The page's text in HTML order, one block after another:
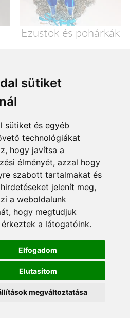
sütiket
sütiket és egyéb
technológiákat
hogy javítsa a
élményét, azzal hogy
szabott tartalmakat és
jelenít meg,
a weboldalunk
hogy megtudjuk
érkeztek a látogatóink.
Elfogadom
Elutasítom
megváltoztatása
Ezüstök és pohárkák
fizetési módok
Á.SZ.F.
tájékoztató
© 2026 |